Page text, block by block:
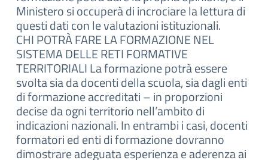
Ministero si occuperà di incrociare la lettura di
questi dati con le valutazioni istituzionali.
CHI POTRÀ FARE LA FORMAZIONE NEL
SISTEMA DELLE RETI FORMATIVE
TERRITORIALI La formazione potrà essere
svolta sia da docenti della scuola, sia dagli enti
di formazione accreditati – in proporzioni
decise da ogni territorio nell’ambito di
indicazioni nazionali. In entrambi i casi, docenti
formatori ed enti di formazione dovranno
dimostrare adeguata esperienza e aderenza ai